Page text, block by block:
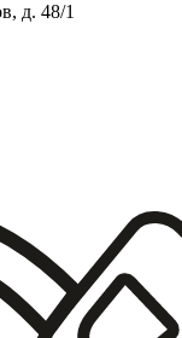
д. 48/1